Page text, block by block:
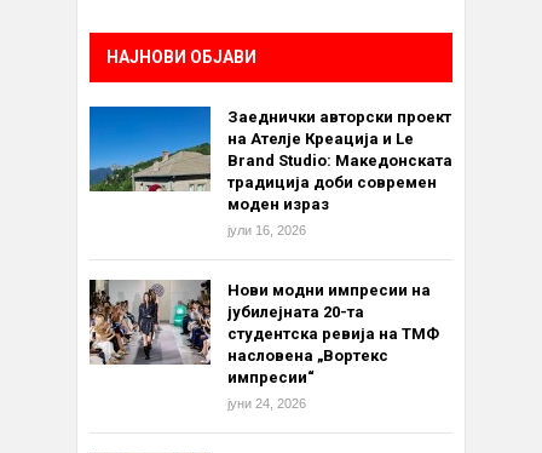
НАЈНОВИ ОБЈАВИ
Заеднички авторски проект
на Ателје Креација и Le
Brand Studio: Македонската
традиција доби современ
моден израз
јули 16, 2026
Нови модни импресии на
јубилејната 20-та
студентска ревија на ТМФ
насловена „Вортекс
импресии“
јуни 24, 2026